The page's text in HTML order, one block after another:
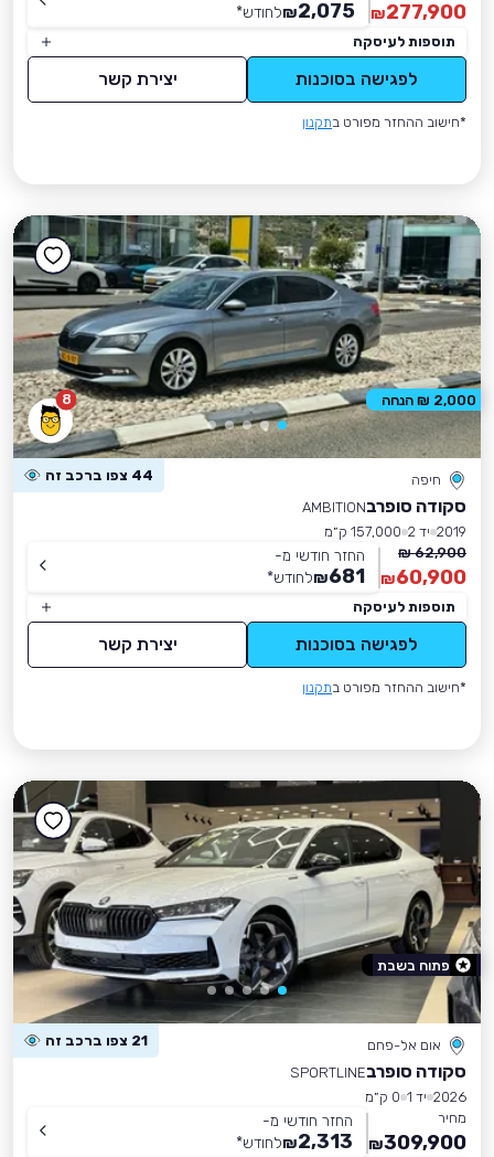
277,900
₪
2,075
₪לחודש*
תוספות לעיסקה
לפגישה בסוכנות יצירת קשר
*חישוב ההחזר מפורט בתקנון
8
חיפה 44 צפו ברכב זה
סקודה סופרבAMBITION
2019 יד 2
157,000 ק״מ
62,900 ₪
60,900
₪
החזר חודשי מ-
681
₪לחודש*
תוספות לעיסקה
לפגישה בסוכנות יצירת קשר
*חישוב ההחזר מפורט בתקנון
2,000 ₪ הנחה
אום אל-פחם 21 צפו ברכב זה
סקודה סופרבSPORTLINE
2026 יד 1
0 ק״מ
מחיר
309,900
₪
החזר חודשי מ-
2,313
₪לחודש*
פתוח בשבת